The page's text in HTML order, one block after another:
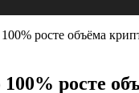
росте объёма
росте